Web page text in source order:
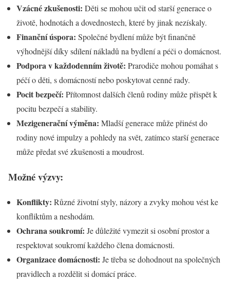
Vzácné zkušenosti: Děti se mohou učit od starší generace o
životě, hodnotách a dovednostech, které by jinak nezískaly.
Finanční úspora: Společné bydlení může být finančně
výhodnější díky sdílení nákladů na bydlení a péči o domácnost.
Podpora v každodenním životě: Prarodiče mohou pomáhat s
péčí o děti, s domácností nebo poskytovat cenné rady.
Pocit bezpečí: Přítomnost dalších členů rodiny může přispět k
pocitu bezpečí a stability.
Mezigenerační výměna: Mladší generace může přinést do
rodiny nové impulzy a pohledy na svět, zatímco starší generace
může předat své zkušenosti a moudrost.
Možné výzvy:
Konflikty: Různé životní styly, názory a zvyky mohou vést ke
konfliktům a neshodám.
Ochrana soukromí: Je důležité vymezit si osobní prostor a
respektovat soukromí každého člena domácnosti.
Organizace domácnosti: Je třeba se dohodnout na společných
pravidlech a rozdělit si domácí práce.